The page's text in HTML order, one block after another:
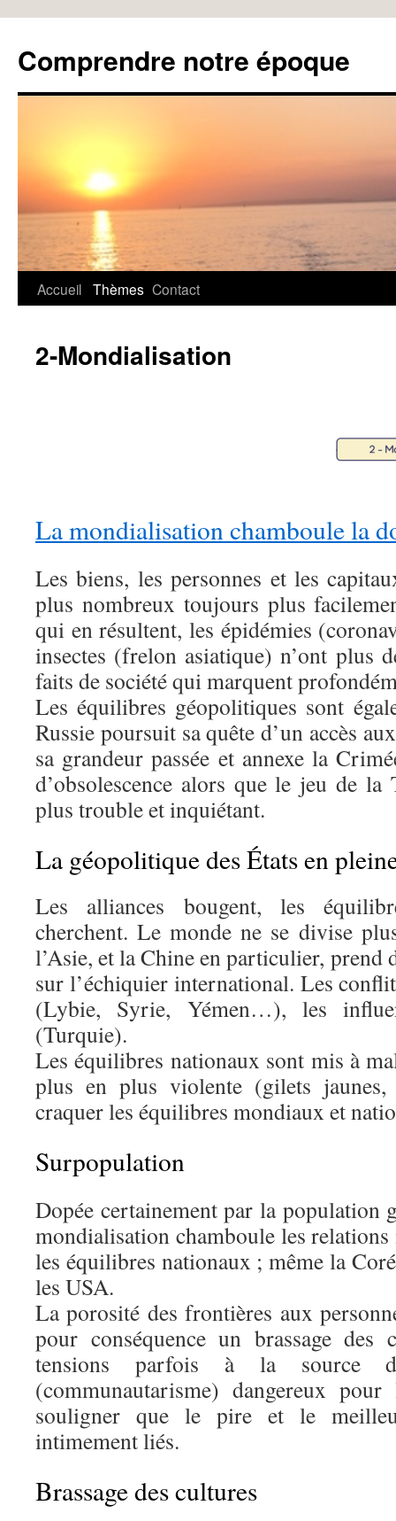
contenu
Comprendre notre époque
Accueil Thèmes Contact
2-Mondialisation
La mondialisation chamboule la
Les biens, les personnes et les
plus nombreux toujours plus
qui en résultent, les épidémies
insectes (frelon asiatique) n’ont plus
faits de société qui marquent
Les équilibres géopolitiques sont
Russie poursuit sa quête d’un accès
sa grandeur passée et annexe la
d’obsolescence alors que le jeu de
plus trouble et inquiétant.
La géopolitique des États en
Les alliances bougent, les
cherchent. Le monde ne se divise
l’Asie, et la Chine en particulier, prend
sur l’échiquier international. Les
(Lybie, Syrie, Yémen…), les
(Turquie).
Les équilibres nationaux sont mis à
plus en plus violente (gilets
craquer les équilibres mondiaux et
Surpopulation
Dopée certainement par la population
mondialisation chamboule les
les équilibres nationaux ; même la
les USA.
La porosité des frontières aux
pour conséquence un brassage des
tensions parfois à la source
(communautarisme) dangereux
souligner que le pire et le
intimement liés.
Brassage des cultures